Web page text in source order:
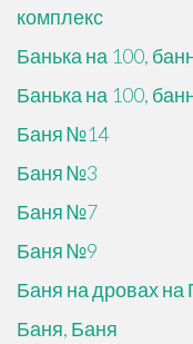
комплекс
Банька на 100,
Банька на 100,
Баня №14
Баня №3
Баня №7
Баня №9
Баня на дровах на
Баня, Баня